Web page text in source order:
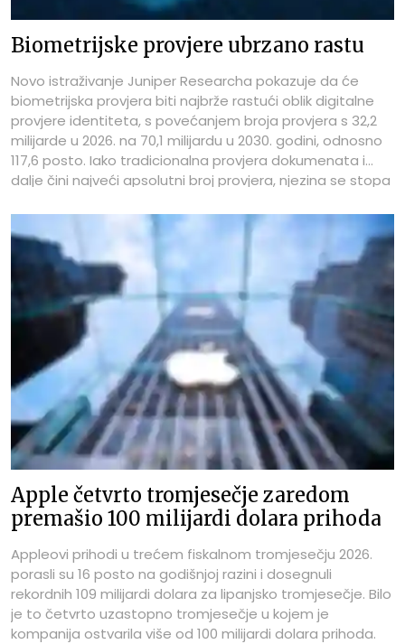
Biometrijske provjere ubrzano rastu
Novo istraživanje Juniper Researcha pokazuje da će
biometrijska provjera biti najbrže rastući oblik digitalne
provjere identiteta, s povećanjem broja provjera s 32,2
milijarde u 2026. na 70,1 milijardu u 2030. godini, odnosno
117,6 posto. Iako tradicionalna provjera dokumenata i
dalje čini najveći apsolutni broj provjera, njezina se stopa
Apple četvrto tromjesečje zaredom
premašio 100 milijardi dolara prihoda
Appleovi prihodi u trećem fiskalnom tromjesečju 2026.
porasli su 16 posto na godišnjoj razini i dosegnuli
rekordnih 109 milijardi dolara za lipanjsko tromjesečje. Bilo
je to četvrto uzastopno tromjesečje u kojem je
kompanija ostvarila više od 100 milijardi dolara prihoda.